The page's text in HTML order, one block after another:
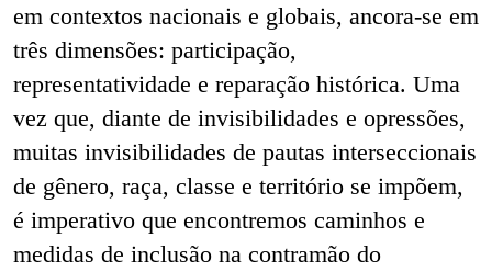
em contextos nacionais e globais, ancora-se em
três dimensões: participação,
representatividade e reparação histórica. Uma
vez que, diante de invisibilidades e opressões,
muitas invisibilidades de pautas interseccionais
de gênero, raça, classe e território se impõem,
é imperativo que encontremos caminhos e
medidas de inclusão na contramão do